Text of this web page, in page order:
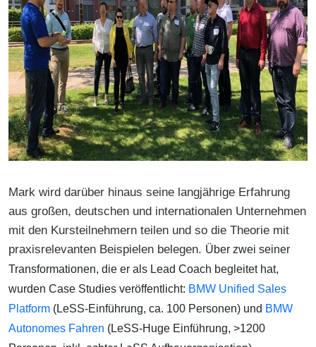
Mark wird darüber hinaus seine langjährige Erfahrung
aus großen, deutschen und internationalen Unternehmen
mit den Kursteilnehmern teilen und so die Theorie mit
praxisrelevanten Beispielen belegen. Über zwei seiner
Transformationen, die er als Lead Coach begleitet hat,
wurden Case Studies veröffentlicht: BMW Unified Sales
Platform (LeSS-Einführung, ca. 100 Personen) und BMW
Autonomes Fahren (LeSS-Huge Einführung, >1200